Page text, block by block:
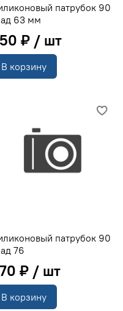
патрубок 90
63 мм
₽
В корзину
патрубок 90
76
₽
В корзину